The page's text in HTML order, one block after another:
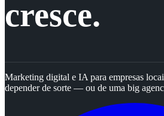
cresce.
Marketing digital e IA para empresas
depender de sorte — ou de uma big